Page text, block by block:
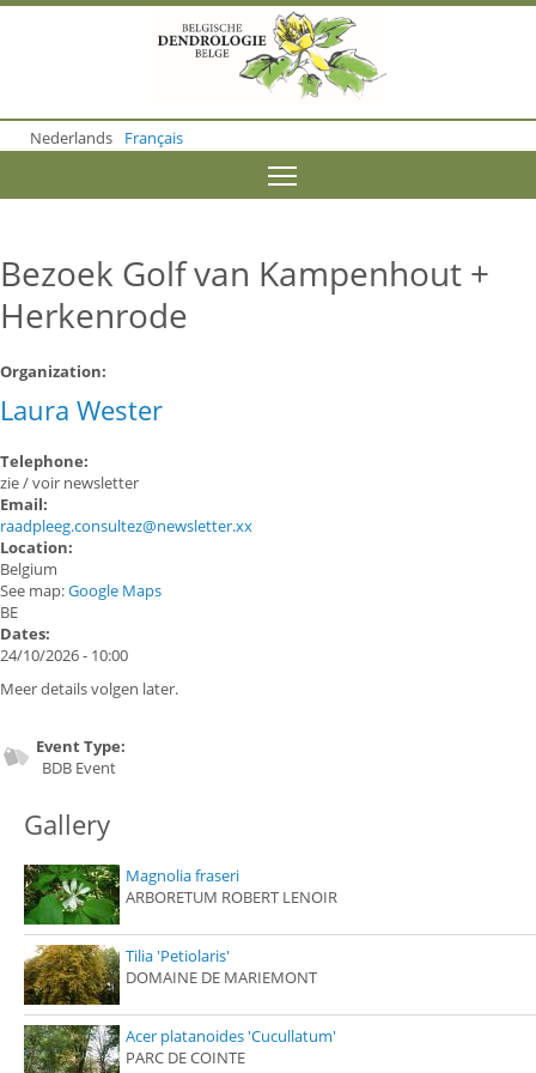
o
m
n
e
t
Nederlands Français
Bezoek Golf van Kampenhout +
Herkenrode
Organization:
Laura Wester
Telephone:
zie / voir newsletter
Email:
raadpleeg.consultez@newsletter.xx
Location:
Belgium
See map:Google Maps
BE
Dates:
24/10/2026 - 10:00
Meer details volgen later.
Event Type:
BDB Event
Gallery
Magnolia fraseri
ARBORETUM ROBERT LENOIR
Tilia 'Petiolaris'
DOMAINE DE MARIEMONT
Acer platanoides 'Cucullatum'
PARC DE COINTE